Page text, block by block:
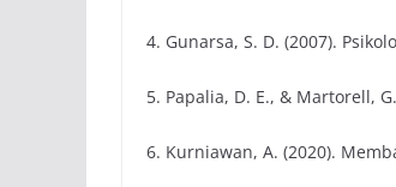
4. Gunarsa, S. D. (2007).
5. Papalia, D. E., & Martorell,
6. Kurniawan, A. (2020).